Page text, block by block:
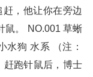
，他让你在旁边
鼠。 NO.001 草蜥
水狗 水系 （注：
赶跑针鼠后，博士